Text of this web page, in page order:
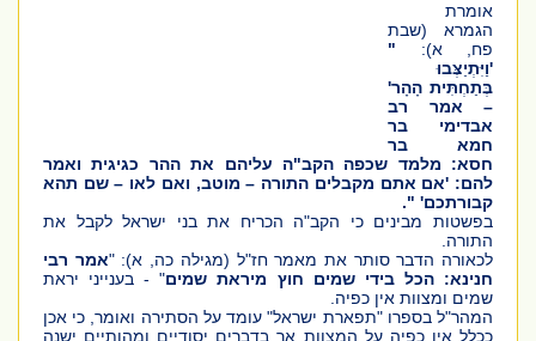
אומרת
הגמרא(שבת
פח, א) :
'וַיִּתְיַצְּבוּ
בְּתַחְתִּית הָהָר'
– אמר רב
אבדימי בר
חמא בר
חסא: מלמד שכפה הקב"ה עליהם את ההר כגיגית ואמר
להם: 'אם אתם מקבלים התורה – מוטב, ואם לאו – שם תהא
קבורתכם' ".
בפשטות מבינים כי הקב"ה הכריח את בני ישראל לקבל את
התורה.
לכאורה הדבר סותר את מאמר חז"ל(מגילה כה, א) : "אמר רבי
חנינא: הכל בידי שמים חוץ מיראת שמים" - בענייני יראת
שמים ומצוות אין כפיה.
המהר"ל בספרו "תפארת ישראל" עומד על הסתירה ואומר, כי אכן
ככלל אין כפיה על המצוות אך בדברים יסודיים ומהותיים ישנה